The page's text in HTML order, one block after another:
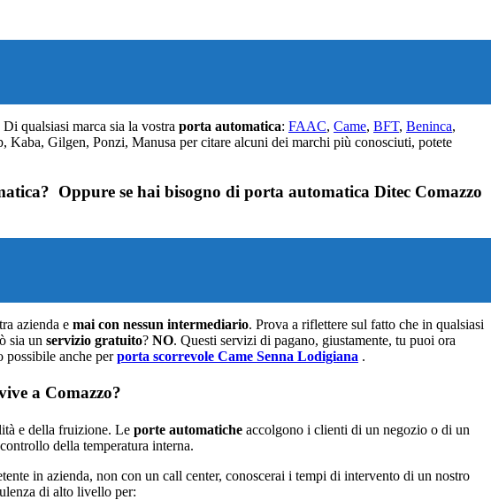
Di qualsiasi marca sia la vostra porta automatica: FAAC, Came, BFT, Beninca,
Kaba, Gilgen, Ponzi, Manusa per citare alcuni dei marchi più conosciuti, potete
Oppure se hai bisogno di porta automatica Ditec Comazzo
azienda e mai con nessun intermediario. Prova a riflettere sul fatto che in qualsiasi
sia un servizio gratuito? NO. Questi servizi di pagano, giustamente, tu puoi ora
possibile anche perporta scorrevole Came Senna Lodigiana .
a Comazzo?
e della fruizione. Le porte automatiche accolgono i clienti di un negozio o di un
della temperatura interna.
in azienda, non con un call center, conoscerai i tempi di intervento di un nostro
di alto livello per: